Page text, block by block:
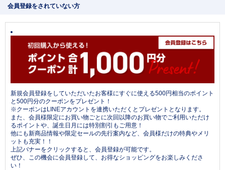
会員登録をされていない方
新規会員登録をしていただいたお客様にすぐに使える500円相当のポイント
と500円分のクーポンをプレゼント！
※クーポンはLINEアカウントを連携いただくとプレゼントとなります。
また、会員様限定にお買い物ごとに次回以降のお買い物でご利用いただけ
るポイントや、誕生日月には特別割引もご用意！
他にも新商品情報や限定セールの先行案内など、会員様だけの特典やメリ
ットも充実！！
上記バナーをクリックすると、会員登録が可能です。
ぜひ、この機会に会員登録して、お得なショッピングをお楽しみくださ
い！